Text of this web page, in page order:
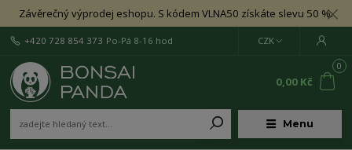
Závěrečný výprodej eshopu. S kódem VLNA50 získáte slevu 50 %.
Menu
CZK
+420 728 854 373 Po-Pá 8-16 hod
0
0,00 Kč